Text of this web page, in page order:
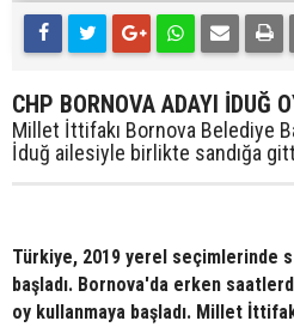
CHP BORNOVA ADAYI İDUĞ
Millet İttifakı Bornova Belediye
İduğ ailesiyle birlikte sandığa
Türkiye, 2019 yerel seçimlerinde
başladı. Bornova'da erken
oy kullanmaya başladı. Millet